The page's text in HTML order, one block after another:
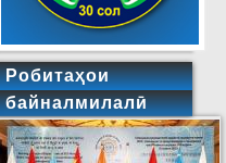
Робитаҳои
байналмилалӣ